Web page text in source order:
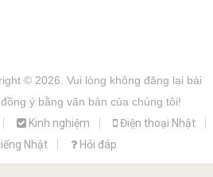
© 2026. Vui lòng không đăng lại bài
ý bằng văn bản của chúng tôi!
Kinh nghiệm
Điện thoại Nhật
Nhật
Hỏi đáp